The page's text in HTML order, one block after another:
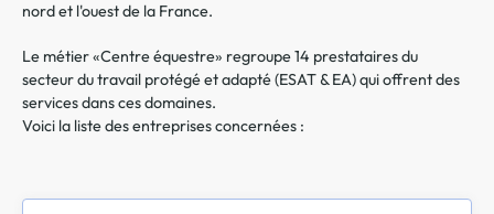
nord et l'ouest de la France.
Le métier «Centre équestre» regroupe 14 prestataires du
secteur du travail protégé et adapté (ESAT & EA) qui offrent des
services dans ces domaines.
Voici la liste des entreprises concernées :